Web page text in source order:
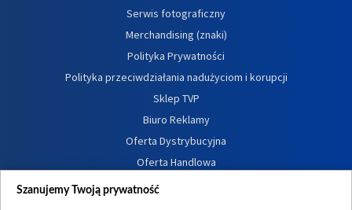
Serwis fotograficzny
Merchandising (znaki)
Polityka Prywatności
Polityka przeciwdziałania nadużyciom i korupcji
Sklep TVP
Biuro Reklamy
Oferta Dystrybucyjna
Oferta Handlowa
Dostępność
Szanujemy Twoją prywatność